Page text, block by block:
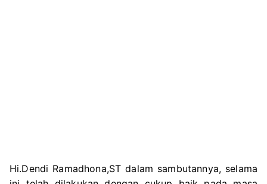
Hi.Dendi Ramadhona,ST dalam sambutannya, selama